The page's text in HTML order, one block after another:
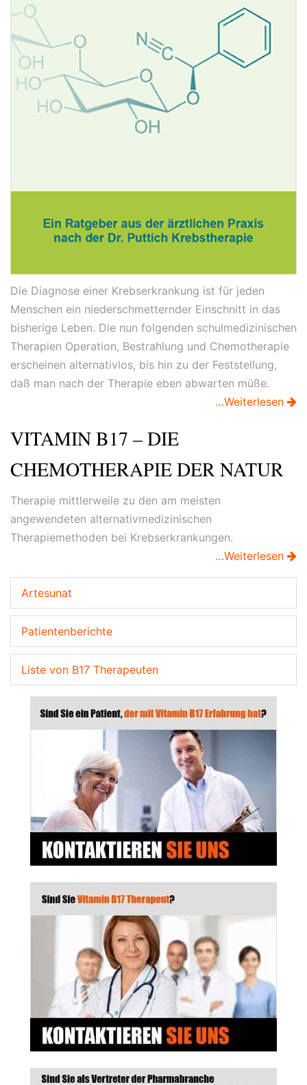
Die Diagnose einer Krebserkrankung ist für jeden
Menschen ein niederschmetternder Einschnitt in das
bisherige Leben. Die nun folgenden schulmedizinischen
Therapien Operation, Bestrahlung und Chemotherapie
erscheinen alternativlos, bis hin zu der Feststellung,
daß man nach der Therapie eben abwarten müße.
…Weiterlesen
VITAMIN B17 – DIE
CHEMOTHERAPIE DER NATUR
Therapie mittlerweile zu den am meisten
angewendeten alternativmedizinischen
Therapiemethoden bei Krebserkrankungen.
…Weiterlesen
Artesunat
Patientenberichte
Liste von B17 Therapeuten